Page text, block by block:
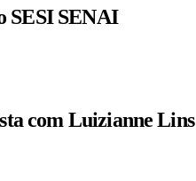
SESI SENAI
com Luizianne Lins